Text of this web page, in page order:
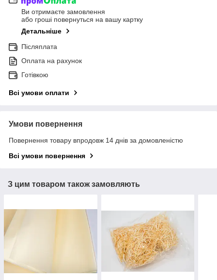
Ви отримаєте замовлення
або гроші повернуться на вашу картку
Детальніше
Післяплата
Оплата на рахунок
Готівкою
Всі умови оплати
Умови повернення
Повернення товару впродовж 14 днів за домовленістю
Всі умови повернення
З цим товаром також замовляють